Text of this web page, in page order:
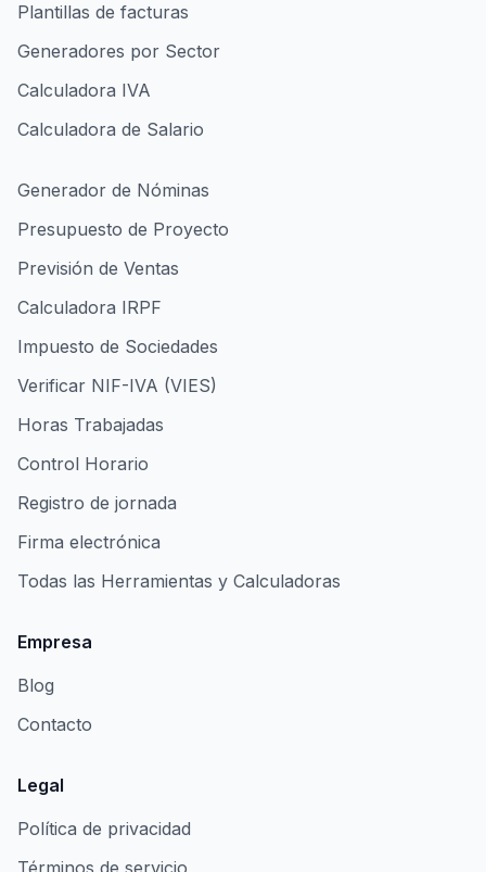
Plantillas de facturas
Generadores por Sector
Calculadora IVA
Calculadora de Salario
Generador de Nóminas
Presupuesto de Proyecto
Previsión de Ventas
Calculadora IRPF
Impuesto de Sociedades
Verificar NIF-IVA (VIES)
Horas Trabajadas
Control Horario
Registro de jornada
Firma electrónica
Todas las Herramientas y Calculadoras
Empresa
Blog
Contacto
Legal
Política de privacidad
Términos de servicio